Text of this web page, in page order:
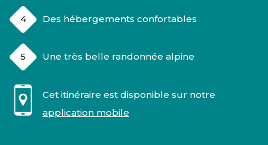
Des hébergements confortables
Une très belle randonnée alpine
Cet itinéraire est disponible sur notre
application mobile